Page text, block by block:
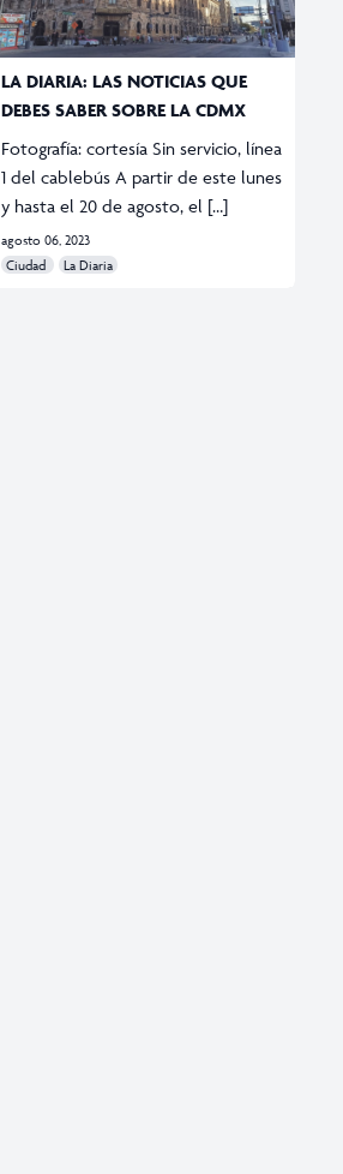
LA DIARIA: LAS NOTICIAS QUE
DEBES SABER SOBRE LA CDMX
Fotografía: cortesía Sin servicio, línea
1 del cablebús A partir de este lunes
y hasta el 20 de agosto, el […]
agosto 06, 2023
Ciudad
La Diaria